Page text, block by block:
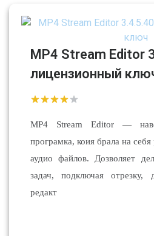
MP4 Stream Editor
лицензионный
MP4 Stream Editor —
програмка, коия брала на
аудио файлов. Дозволяет
задач, подключая отрезку,
редакт